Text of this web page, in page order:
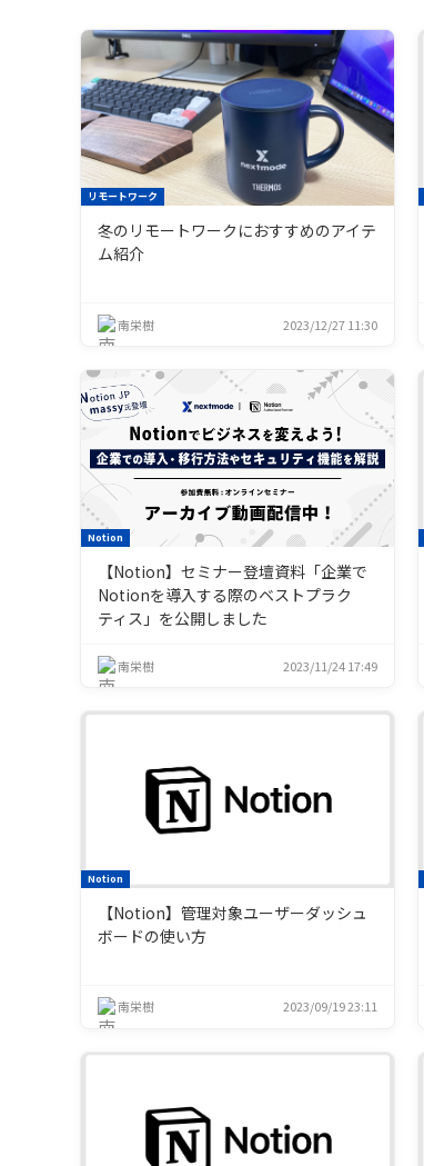
リモートワーク
冬のリモートワークにおすすめのアイテ
ム紹介
南栄樹 2023/12/27 11:30
Notion
【Notion】セミナー登壇資料「企業で
Notionを導入する際のベストプラク
ティス」を公開しました
南栄樹 2023/11/24 17:49
Notion
【Notion】管理対象ユーザーダッシュ
ボードの使い方
南栄樹 2023/09/19 23:11